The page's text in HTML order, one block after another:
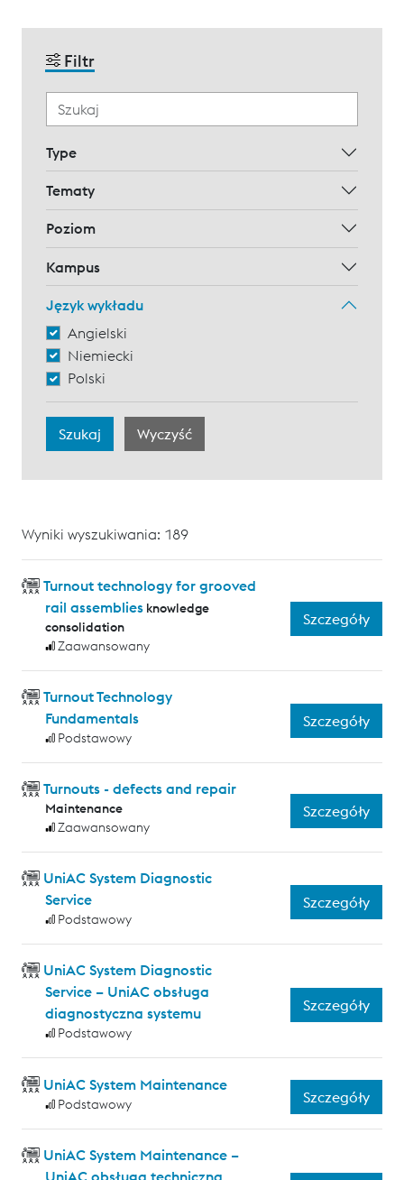
Filtr
Type
Tematy
Poziom
Kampus
Język wykładu
Angielski
Niemiecki
Polski
Wyniki wyszukiwania: 189
Turnout technology for grooved
rail assemblies knowledge
consolidation
Zaawansowany
Szczegóły
Turnout Technology
Fundamentals
Podstawowy
Szczegóły
Turnouts - defects and repair
Maintenance
Zaawansowany
Szczegóły
UniAC System Diagnostic
Service
Podstawowy
Szczegóły
UniAC System Diagnostic
Service – UniAC obsługa
diagnostyczna systemu
Podstawowy
Szczegóły
UniAC System Maintenance
Podstawowy Szczegóły
UniAC System Maintenance –